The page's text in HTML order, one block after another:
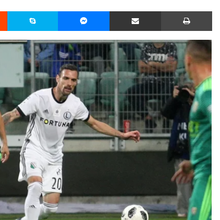
Reddit Skype Messenger Udostępnij przez Email